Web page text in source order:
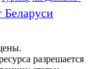
Беларуси
разрешается